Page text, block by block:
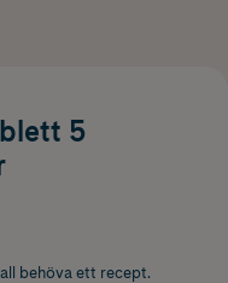
5
behöva ett recept.